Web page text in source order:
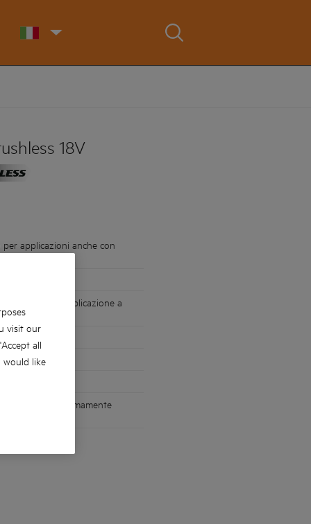
18V
applicazioni anche con
effettuare l'applicazione a
utensile estremamente
visit our
all
would like